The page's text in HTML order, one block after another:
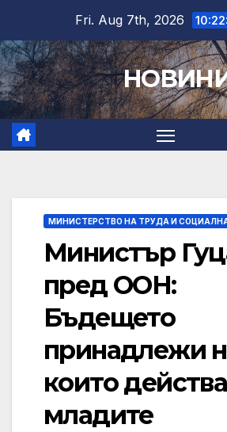
content
Fri. Aug 7th, 2026
МИНИСТЕРСТВО НА ТРУДА И
Министър
пред ООН:
Бъдещето
принадлежи
които
младите